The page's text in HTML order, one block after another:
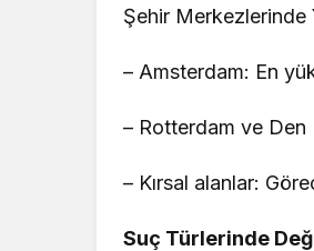
Şehir Merkezlerinde
– Amsterdam: En
– Rotterdam ve Den
– Kırsal alanlar:
Suç Türlerinde